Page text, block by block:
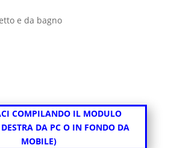
e da bagno
COMPILANDO IL MODULO
DA PC O IN FONDO DA
MOBILE)